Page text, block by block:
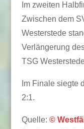
Im zweiten
Zwischen dem
Westerstede
Verlängerung
TSG
Im Finale siegte
2:1.
Quelle: ©